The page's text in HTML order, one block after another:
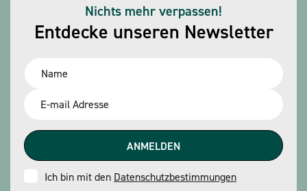
Entdecke unseren Newsletter
Nichts mehr verpassen!
Consent
Ich bin mit den Datenschutzbestimmungen